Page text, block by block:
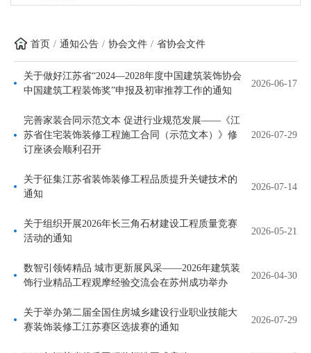
首页 通知公告 协会文件 省协会文件
关于做好江苏省“2024—2028年度中国建筑装饰协会
中国建筑工程装饰奖”申报及初审推荐工作的通知
2026-06-17
完善家装合同示范文本 促进行业规范发展——《江
苏省住宅装饰装修工程施工合同（示范文本）》修
订座谈会顺利召开
2026-07-29
关于征集江苏省装饰装修工程品质提升关键技术的
通知
2026-07-14
关于组织开展2026年长三角石材建设工程质量竞赛
活动的通知
2026-05-21
数智引领铸精品 城市更新展风采——2026年建筑装
饰行业精品工程观摩经验交流会在苏州成功举办
2026-04-30
关于举办第二届全国住房城乡建设行业职业技能大
赛装饰装修工江苏赛区选拔赛的通知
2026-07-29